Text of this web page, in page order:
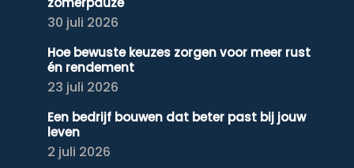
30 juli 2026
Hoe bewuste keuzes zorgen voor meer rust
én rendement
23 juli 2026
Een bedrijf bouwen dat beter past bij jouw
leven
2 juli 2026